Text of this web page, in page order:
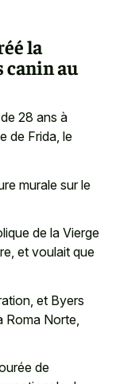
la
au
28 ans à
de Frida, le
murale sur le
de la Vierge
et voulait que
et Byers
Roma Norte,
de